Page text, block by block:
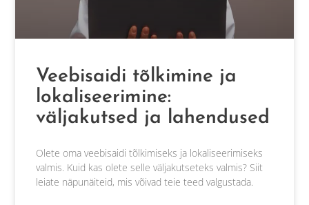
Veebisaidi tõlkimine ja
lokaliseerimine:
väljakutsed ja lahendused
Olete oma veebisaidi tõlkimiseks ja lokaliseerimiseks
valmis. Kuid kas olete selle väljakutseteks valmis? Siit
leiate näpunäiteid, mis võivad teie teed valgustada.